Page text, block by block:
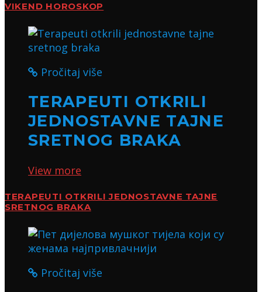
VIKEND HOROSKOP
Pročitaj više
TERAPEUTI OTKRILI
JEDNOSTAVNE TAJNE
SRETNOG BRAKA
View more
TERAPEUTI OTKRILI JEDNOSTAVNE TAJNE
SRETNOG BRAKA
Pročitaj više